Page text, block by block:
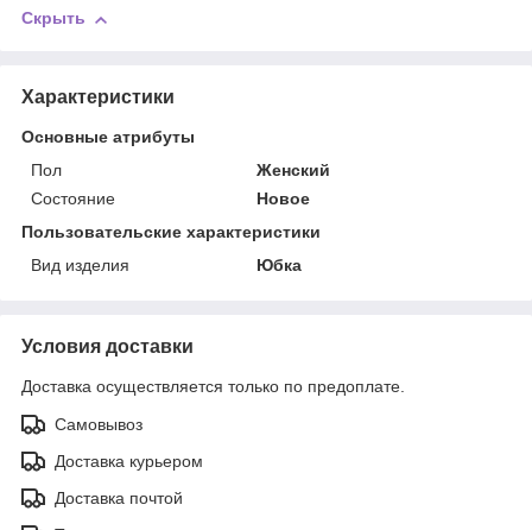
Скрыть
Характеристики
Основные атрибуты
Пол
Женский
Состояние
Новое
Пользовательские характеристики
Вид изделия
Юбка
Условия доставки
Доставка осуществляется только по предоплате.
Самовывоз
Доставка курьером
Доставка почтой